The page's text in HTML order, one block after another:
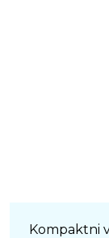
Kompaktni